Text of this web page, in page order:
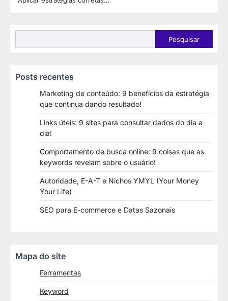
Pesquisar
Posts recentes
Marketing de conteúdo: 9 benefícios da estratégia
que continua dando resultado!
Links úteis: 9 sites para consultar dados do dia a
dia!
Comportamento de busca online: 9 coisas que as
keywords revelam sobre o usuário!
Autoridade, E-A-T e Nichos YMYL (Your Money
Your Life)
SEO para E-commerce e Datas Sazonais
Mapa do site
Ferramentas
Keyword